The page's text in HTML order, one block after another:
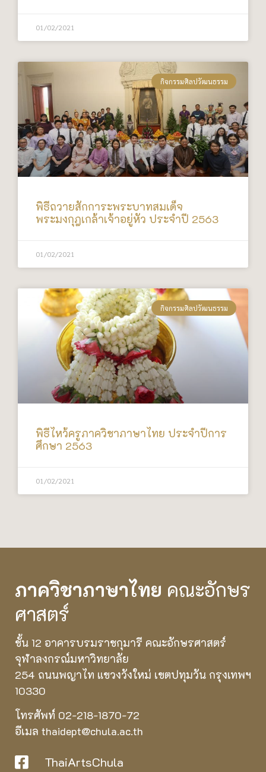
01/02/2021
กิจกรรมศิลปวัฒนธรรม
พิธีถวายสักการะพระบาทสมเด็จ
พระมงกุฎเกล้าเจ้าอยู่หัว ประจำปี 2563
01/02/2021
กิจกรรมศิลปวัฒนธรรม
พิธีไหว้ครูภาควิชาภาษาไทย ประจำปีการ
ศึกษา 2563
01/02/2021
ภาควิชาภาษาไทย คณะอักษร
ศาสตร์
ชั้น 12 อาคารบรมราชกุมารี คณะอักษรศาสตร์
จุฬาลงกรณ์มหาวิทยาลัย
254 ถนนพญาไท แขวงวังใหม่ เขตปทุมวัน กรุงเทพฯ
10330
โทรศัพท์ 02-218-1870-72
อีเมล thaidept@chula.ac.th
ThaiArtsChula